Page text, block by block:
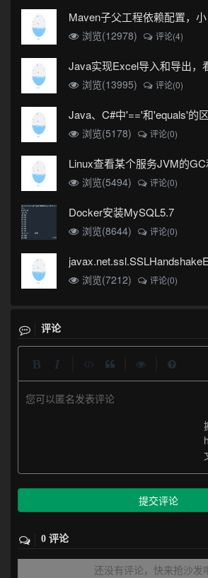
Maven子父工程依赖配置，
浏览(12978) 评论(4)
浏览(13995)
评论(0)
Java、C#中'=='和'equals'的
浏览(5178) 评论(0)
浏览(5494)
评论(0)
Docker安装MySQL5.7
浏览(8644) 评论(0)
浏览(7212)
评论(0)
评论
您可以匿名发表评论
提交评论
0 评论
还没有评论，快来抢沙发